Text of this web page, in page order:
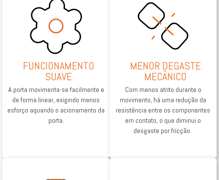
FUNCIONAMENTO
SUAVE
A porta movimenta-se facilmente e
de forma linear, exigindo menos
esforço aquando o acionamento da
porta.
MENOR DEGASTE
MECÂNICO
Com menos atrito durante o
movimento, há uma redução da
resistência entre os componentes
em contato, o que diminui o
desgaste por fricção.